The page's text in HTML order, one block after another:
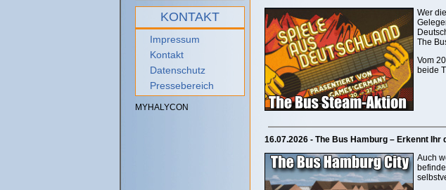
KONTAKT
Impressum
Kontakt
Datenschutz
Pressebereich
MYHALYCON
Wer
The
Vom
beide
16.07.2026 - The Bus Hamburg – Erkennt Ihr
Auch